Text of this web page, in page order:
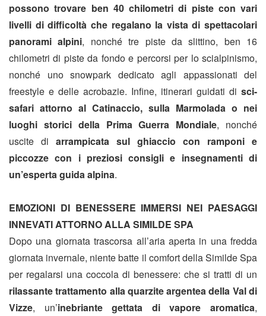
possono trovare ben 40 chilometri di piste con vari
livelli di difficoltà che regalano la vista di spettacolari
panorami alpini, nonché tre piste da slittino, ben 16
chilometri di piste da fondo e percorsi per lo scialpinismo,
nonché uno snowpark dedicato agli appassionati del
freestyle e delle acrobazie. Infine, itinerari guidati di sci-
safari attorno al Catinaccio, sulla Marmolada o nei
luoghi storici della Prima Guerra Mondiale, nonché
uscite di arrampicata sul ghiaccio con ramponi e
piccozze con i preziosi consigli e insegnamenti di
un’esperta guida alpina.
EMOZIONI DI BENESSERE IMMERSI NEI PAESAGGI
INNEVATI ATTORNO ALLA SIMILDE SPA
Dopo una giornata trascorsa all’aria aperta in una fredda
giornata invernale, niente batte il comfort della Similde Spa
per regalarsi una coccola di benessere: che si tratti di un
rilassante trattamento alla quarzite argentea della Val di
Vizze, un’inebriante gettata di vapore aromatica,